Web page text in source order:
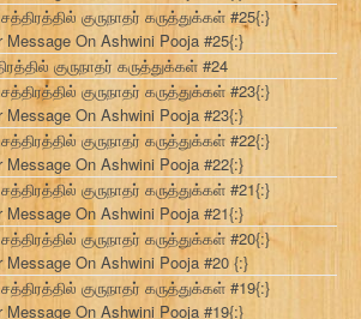
குருநாதர் கருத்துக்கள் #25{:}
Message On Ashwini Pooja #25{:}
குருநாதர் கருத்துக்கள் #24
குருநாதர் கருத்துக்கள் #23{:}
Message On Ashwini Pooja #23{:}
குருநாதர் கருத்துக்கள் #22{:}
Message On Ashwini Pooja #22{:}
குருநாதர் கருத்துக்கள் #21{:}
Message On Ashwini Pooja #21{:}
குருநாதர் கருத்துக்கள் #20{:}
Message On Ashwini Pooja #20 {:}
குருநாதர் கருத்துக்கள் #19{:}
Message On Ashwini Pooja #19{:}